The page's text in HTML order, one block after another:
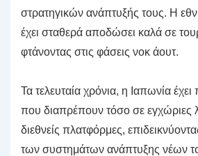
στρατηγικών ανάπτυξής τους. Η
έχει σταθερά αποδώσει καλά σε
φτάνοντας στις φάσεις νοκ άουτ.
Τα τελευταία χρόνια, η Ιαπωνία έχει
που διαπρέπουν τόσο σε εγχώριες
διεθνείς πλατφόρμες,
των συστημάτων ανάπτυξης νέων